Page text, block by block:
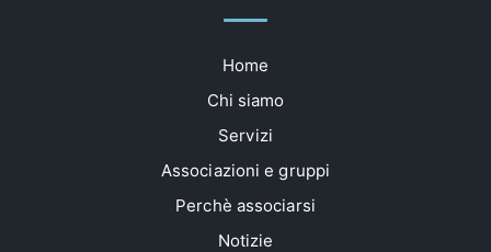
Home
Chi siamo
Servizi
Associazioni e gruppi
Perchè associarsi
Notizie